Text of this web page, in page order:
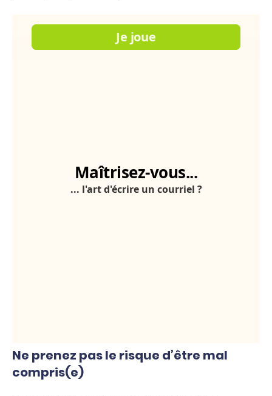
Ne prenez pas le risque d’être mal
compris(e)